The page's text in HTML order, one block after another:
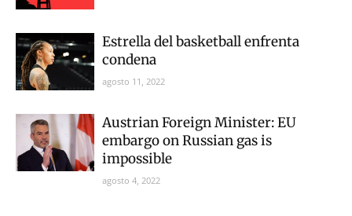
Estrella del basketball enfrenta
condena
agosto 11, 2022
Austrian Foreign Minister: EU
embargo on Russian gas is
impossible
agosto 4, 2022